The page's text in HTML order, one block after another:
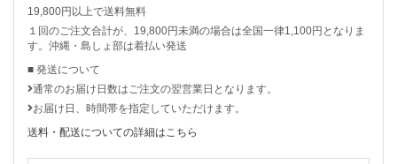
19,800円以上で送料無料
１回のご注文合計が、19,800円未満の場合は全国一律1,100円となりま
す。沖縄・島しょ部は着払い発送
■ 発送について
通常のお届け日数はご注文の翌営業日となります。
お届け日、時間帯を指定していただけます。
送料・配送についての詳細はこちら